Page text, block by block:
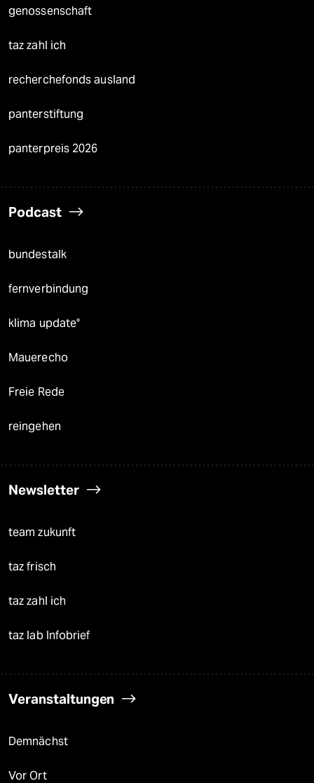
genossenschaft
taz zahl ich
recherchefonds ausland
panterstiftung
panterpreis 2026
Podcast
bundestalk
fernverbindung
klima update°
Mauerecho
Freie Rede
reingehen
Newsletter
team zukunft
taz frisch
taz zahl ich
taz lab Infobrief
Veranstaltungen
Demnächst
Vor Ort